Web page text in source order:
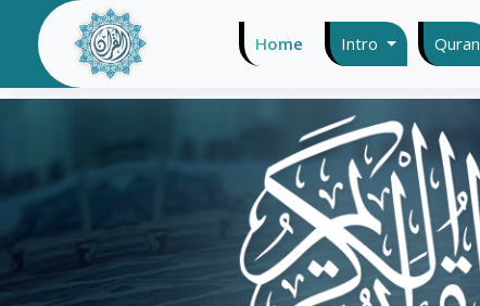
Home (current)
Intro Quran